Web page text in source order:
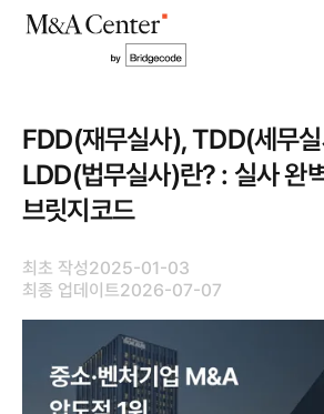
FDD(재무실사), TDD(세무
LDD(법무실사)란? : 실사 완
브릿지코드
최초 작성2025-01-03
최종 업데이트2026-07-07